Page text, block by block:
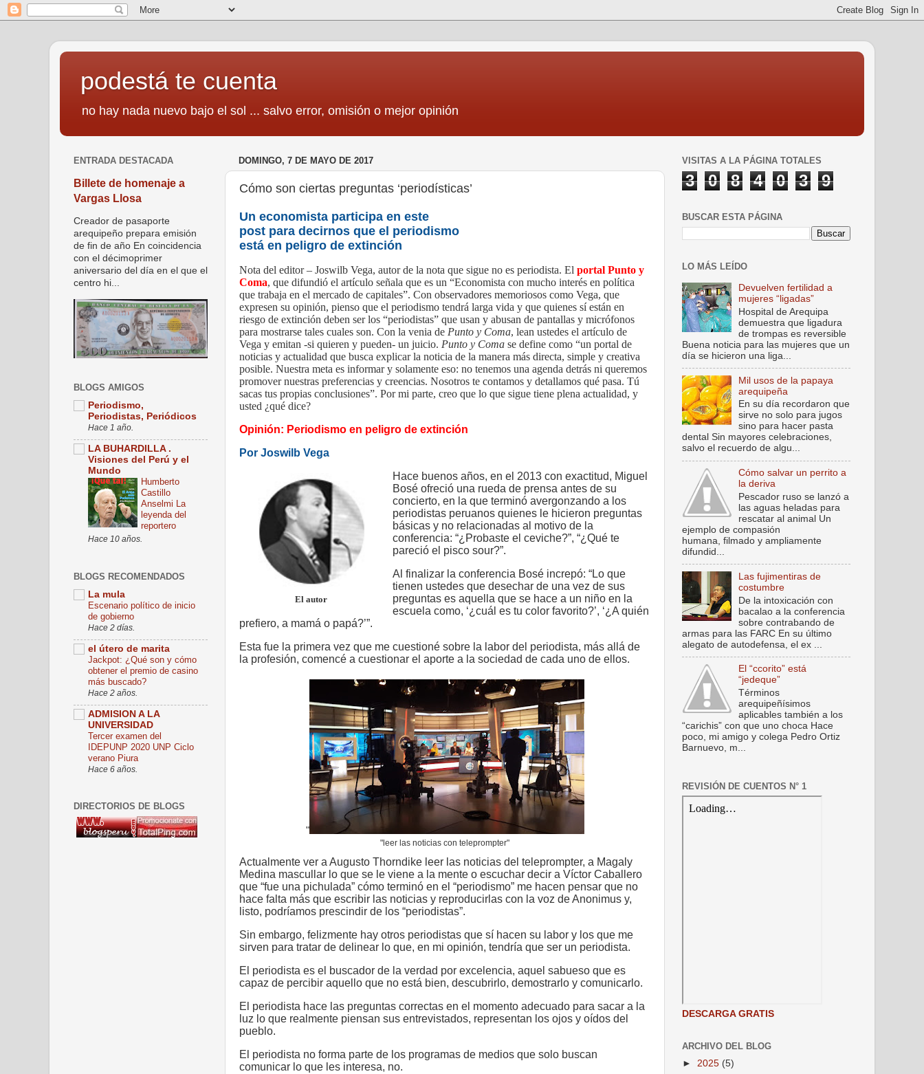
podestá te cuenta
no hay nada nuevo bajo el sol ... salvo error, omisión o mejor opinión
DOMINGO, 7 DE MAYO DE 2017
Cómo son ciertas preguntas ‘periodísticas’
Un economista participa en este
post para decirnos que el periodismo
está en peligro de extinción
Nota del editor – Joswilb Vega, autor de la nota que sigue no es periodista. El portal Punto y
Coma, que difundió el artículo señala que es un “Economista con mucho interés en política
que trabaja en el mercado de capitales”. Con observadores memoriosos como Vega, que
expresen su opinión, pienso que el periodismo tendrá larga vida y que quienes sí están en
riesgo de extinción deben ser los “periodistas” que usan y abusan de pantallas y micrófonos
para mostrarse tales cuales son. Con la venia de Punto y Coma, lean ustedes el artículo de
Vega y emitan -si quieren y pueden- un juicio. Punto y Coma se define como “un portal de
noticias y actualidad que busca explicar la noticia de la manera más directa, simple y creativa
posible. Nuestra meta es informar y solamente eso: no tenemos una agenda detrás ni queremos
promover nuestras preferencias y creencias. Nosotros te contamos y detallamos qué pasa. Tú
sacas tus propias conclusiones”. Por mi parte, creo que lo que sigue tiene plena actualidad, y
usted ¿qué dice?
Opinión: Periodismo en peligro de extinción
Por Joswilb Vega
El autor
Hace buenos años, en el 2013 con exactitud, Miguel
Bosé ofreció una rueda de prensa antes de su
concierto, en la que terminó avergonzando a los
periodistas peruanos quienes le hicieron preguntas
básicas y no relacionadas al motivo de la
conferencia: “¿Probaste el ceviche?”, “¿Qué te
pareció el pisco sour?”.
Al finalizar la conferencia Bosé increpó: “Lo que
tienen ustedes que desechar de una vez de sus
preguntas es aquella que se hace a un niño en la
escuela como, ‘¿cuál es tu color favorito?’, ‘¿A quién
prefiero, a mamá o papá?’”.
Esta fue la primera vez que me cuestioné sobre la labor del periodista, más allá de
la profesión, comencé a cuestionar el aporte a la sociedad de cada uno de ellos.
"
"leer las noticias con teleprompter"
Actualmente ver a Augusto Thorndike leer las noticias del teleprompter, a Magaly
Medina mascullar lo que se le viene a la mente o escuchar decir a Víctor Caballero
que “fue una pichulada” cómo terminó en el “periodismo” me hacen pensar que no
hace falta más que escribir las noticias y reproducirlas con la voz de Anonimus y,
listo, podríamos prescindir de los “periodistas”.
Sin embargo, felizmente hay otros periodistas que sí hacen su labor y los que me
sirven para tratar de delinear lo que, en mi opinión, tendría que ser un periodista.
El periodista es el buscador de la verdad por excelencia, aquel sabueso que es
capaz de percibir aquello que no está bien, descubrirlo, demostrarlo y comunicarlo.
El periodista hace las preguntas correctas en el momento adecuado para sacar a la
luz lo que realmente piensan sus entrevistados, representan los ojos y oídos del
pueblo.
El periodista no forma parte de los programas de medios que solo buscan
comunicar lo que les interesa, no.
ENTRADA DESTACADA
Billete de homenaje a
Vargas Llosa
Creador de pasaporte
arequipeño prepara emisión
de fin de año En coincidencia
con el décimoprimer
aniversario del día en el que el
centro hi...
BLOGS AMIGOS
Periodismo,
Periodistas, Periódicos
Hace 1 año.
LA BUHARDILLA .
Visiones del Perú y el
Mundo
Humberto
Castillo
Anselmi La
leyenda del
reportero
Hace 10 años.
BLOGS RECOMENDADOS
La mula
Escenario político de inicio
de gobierno
Hace 2 días.
el útero de marita
Jackpot: ¿Qué son y cómo
obtener el premio de casino
más buscado?
Hace 2 años.
ADMISION A LA
UNIVERSIDAD
Tercer examen del
IDEPUNP 2020 UNP Ciclo
verano Piura
Hace 6 años.
DIRECTORIOS DE BLOGS
VISITAS A LA PÁGINA TOTALES
3 0 8 4 0 3 9
BUSCAR ESTA PÁGINA
LO MÁS LEÍDO
Devuelven fertilidad a
mujeres “ligadas”
Hospital de Arequipa
demuestra que ligadura
de trompas es reversible
Buena noticia para las mujeres que un
día se hicieron una liga...
Mil usos de la papaya
arequipeña
En su día recordaron que
sirve no solo para jugos
sino para hacer pasta
dental Sin mayores celebraciones,
salvo el recuerdo de algu...
Cómo salvar un perrito a
la deriva
Pescador ruso se lanzó a
las aguas heladas para
rescatar al animal Un
ejemplo de compasión
humana, filmado y ampliamente
difundid...
Las fujimentiras de
costumbre
De la intoxicación con
bacalao a la conferencia
sobre contrabando de
armas para las FARC En su último
alegato de autodefensa, el ex ...
El “ccorito” está
“jedeque”
Términos
arequipeñísimos
aplicables también a los
“carichis” con que uno choca Hace
poco, mi amigo y colega Pedro Ortiz
Barnuevo, m...
REVISIÓN DE CUENTOS N° 1
DESCARGA GRATIS
ARCHIVO DEL BLOG
► 2025 (5)